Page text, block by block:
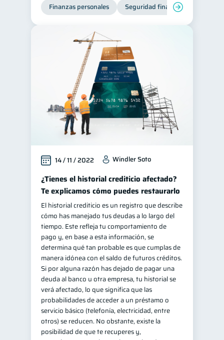
Finanzas personales Seguridad financiera
14 / 11 / 2022 Windler Soto
¿Tienes el historial crediticio afectado?
Te explicamos cómo puedes restaurarlo
El historial crediticio es un registro que describe
cómo has manejado tus deudas a lo largo del
tiempo. Este refleja tu comportamiento de
pago y, en base a esta información, se
determina qué tan probable es que cumplas de
manera idónea con el saldo de futuros créditos.
Si por alguna razón has dejado de pagar una
deuda al banco u otra empresa, tu historial se
verá afectado, lo que significa que las
probabilidades de acceder a un préstamo o
servicio básico (telefonía, electricidad, entre
otros) se reducen. No obstante, existe la
posibilidad de que te recuperes y,